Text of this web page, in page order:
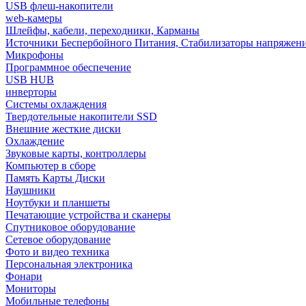
USB флеш-накопители
web-камеры
Шлейфы, кабели, переходники, Карманы
Источники Беспербойного Питания, Стабилизаторы
Микрофоны
Программное обеспечение
USB HUB
инверторы
Системы охлаждения
Твердотельные накопители SSD
Внешние жесткие диски
Охлаждение
Звуковые карты, контроллеры
Компьютер в сборе
Память Карты Диски
Наушники
Ноутбуки и планшеты
Печатающие устройства и сканеры
Спутниковое оборудование
Сетевое оборудование
Фото и видео техника
Персональная электроника
Фонари
Мониторы
Мобильные телефоны